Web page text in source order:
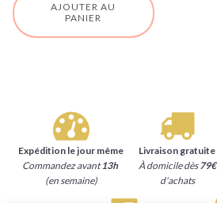
AJOUTER AU
PANIER
Expédition le jour même
Commandez avant13h
(en semaine)
Livraison gratuite
À domicile dès79€
d'achats